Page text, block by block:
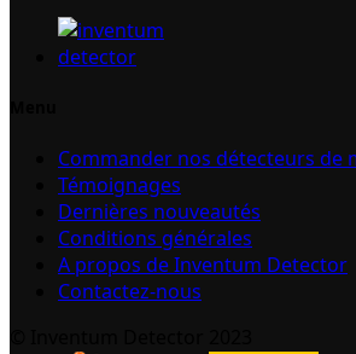
Commander nos détecteurs de
Témoignages
Dernières nouveautés
Conditions générales
A propos de Inventum Detector
Contactez-nous